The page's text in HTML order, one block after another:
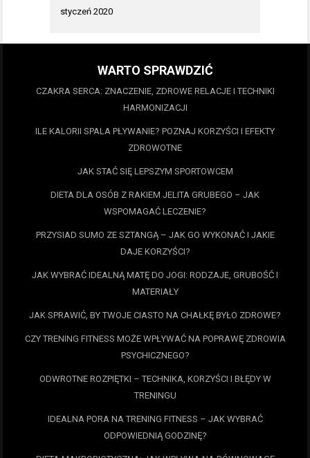
styczeń 2020
WARTO SPRAWDZIĆ
CZAKRA SERCA: ZNACZENIE, ZDROWE RELACJE I TECHNIKI
HARMONIZACJI
ILE KALORII SPALA PŁYWANIE? POZNAJ KORZYŚCI I EFEKTY
ZDROWOTNE
JAK STAĆ SIĘ LEPSZYM SPORTOWCEM
DIETA DLA OSÓB Z RAKIEM JELITA GRUBEGO – JAK
WSPOMAGAĆ LECZENIE?
PRZYSIAD SUMO ZE SZTANGĄ – JAK GO WYKONAĆ I JAKIE
DAJE KORZYŚCI?
JAK WYBRAĆ IDEALNĄ MATĘ DO JOGI: RODZAJE, GRUBOŚĆ I
MATERIAŁY
JAK SPRAWIĆ, BY TWOJE CIASTO NA CHAŁKĘ BYŁO ZDROWE?
CZY TRENING FITNESS MOŻE WPŁYWAĆ NA POPRAWĘ ZDROWIA
PSYCHICZNEGO?
ODWROTNE ROZPIĘTKI – TECHNIKA, KORZYŚCI I BŁĘDY W
TRENINGU
IDEALNA PORA NA TRENING FITNESS – JAK WYBRAĆ
ODPOWIEDNIĄ GODZINĘ?